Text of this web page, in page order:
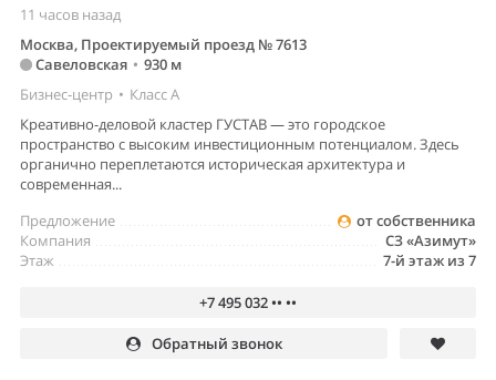
11 часов назад
Москва, Проектируемый проезд № 7613
Савеловская • 930 м
Бизнес-центр • Класс A
Креативно-деловой кластер ГУСТАВ — это городское
пространство с высоким инвестиционным потенциалом. Здесь
органично переплетаются историческая архитектура и
современная...
от собственника
Предложение
СЗ «Азимут»
Компания
7-й этаж из 7
Этаж
+7 495 032 •• ••
Обратный звонок